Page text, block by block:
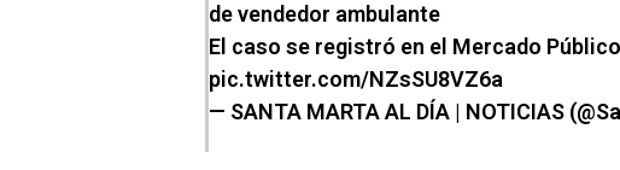
de vendedor ambulante
El caso se registró en el Mercado
pic.twitter.com/NZsSU8VZ6a
— SANTA MARTA AL DÍA | NOTICIAS